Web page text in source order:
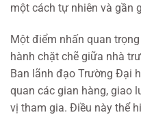
một cách tự nhiên và gần
Một điểm nhấn quan
hành chặt chẽ giữa nhà
Ban lãnh đạo Trường Đại
quan các gian hàng, giao
vị tham gia. Điều này thể